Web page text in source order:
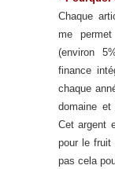
Chaque
me
(environ
finance
chaque
domaine
Cet argent
pour le
pas cela